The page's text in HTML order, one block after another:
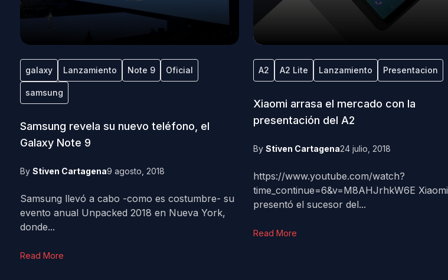
galaxy Lanzamiento Note 9 Oficial
samsung
Samsung revela su nuevo teléfono, el
Galaxy Note 9
By Stiven Cartagena9 agosto, 2018
Samsung llevó a cabo -como es costumbre- su
evento anual Unpacked 2018 en Nueva York,
donde...
Read More
A2 A2 Lite Lanzamiento Presentacion
Xiaomi arrasa el mercado con la
presentación del A2
By Stiven Cartagena24 julio, 2018
https://www.youtube.com/watch?
time_continue=6&v=M8AHJrhkW6E Xiaomi
presentó el sucesor del...
Read More